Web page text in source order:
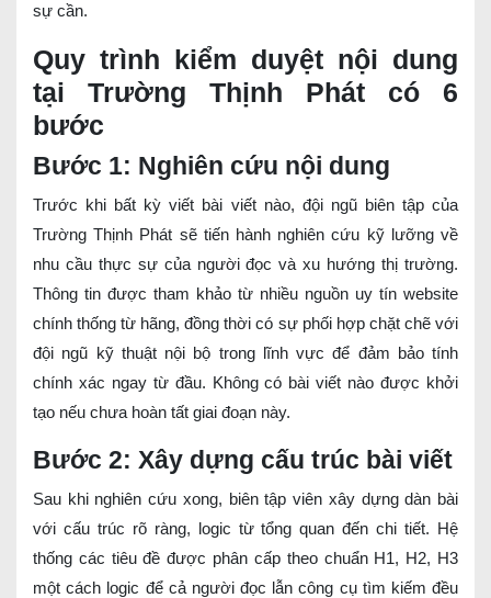
sự cần.
Quy trình kiểm duyệt nội dung
tại Trường Thịnh Phát có 6
bước
Bước 1: Nghiên cứu nội dung
Trước khi bất kỳ viết bài viết nào, đội ngũ biên tập của
Trường Thịnh Phát sẽ tiến hành nghiên cứu kỹ lưỡng về
nhu cầu thực sự của người đọc và xu hướng thị trường.
Thông tin được tham khảo từ nhiều nguồn uy tín website
chính thống từ hãng, đồng thời có sự phối hợp chặt chẽ với
đội ngũ kỹ thuật nội bộ trong lĩnh vực để đảm bảo tính
chính xác ngay từ đầu. Không có bài viết nào được khởi
tạo nếu chưa hoàn tất giai đoạn này.
Bước 2: Xây dựng cấu trúc bài viết
Sau khi nghiên cứu xong, biên tập viên xây dựng dàn bài
với cấu trúc rõ ràng, logic từ tổng quan đến chi tiết. Hệ
thống các tiêu đề được phân cấp theo chuẩn H1, H2, H3
một cách logic để cả người đọc lẫn công cụ tìm kiếm đều